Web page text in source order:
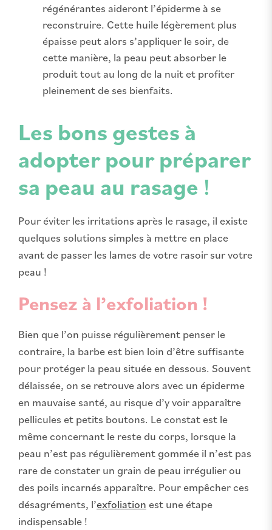
régénérantes aideront l’épiderme à se
reconstruire. Cette huile légèrement plus
épaisse peut alors s’appliquer le soir, de
cette manière, la peau peut absorber le
produit tout au long de la nuit et profiter
pleinement de ses bienfaits.
Les bons gestes à
adopter pour préparer
sa peau au rasage !
Pour éviter les irritations après le rasage, il existe
quelques solutions simples à mettre en place
avant de passer les lames de votre rasoir sur votre
peau !
Pensez à l’exfoliation !
Bien que l’on puisse régulièrement penser le
contraire, la barbe est bien loin d’être suffisante
pour protéger la peau située en dessous. Souvent
délaissée, on se retrouve alors avec un épiderme
en mauvaise santé, au risque d’y voir apparaître
pellicules et petits boutons. Le constat est le
même concernant le reste du corps, lorsque la
peau n’est pas régulièrement gommée il n’est pas
rare de constater un grain de peau irrégulier ou
des poils incarnés apparaître. Pour empêcher ces
désagréments, l’exfoliation est une étape
indispensable !